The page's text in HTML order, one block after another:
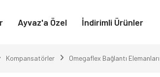
Ayvaz'a Özel İndirimli Ürünler
Kompansatörler Omegaflex Bağlantı Elemanları